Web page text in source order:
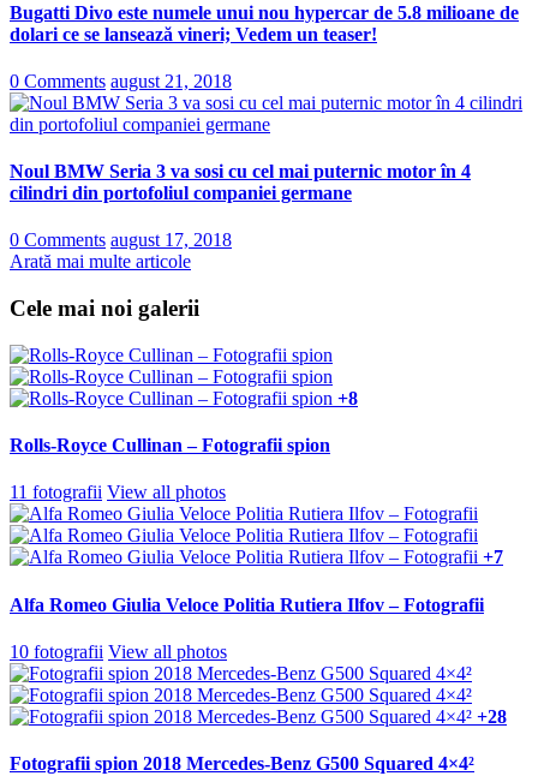
Bugatti Divo este numele unui nou hypercar de 5.8 milioane de
dolari ce se lansează vineri; Vedem un teaser!
0 Comments august 21, 2018
Noul BMW Seria 3 va sosi cu cel mai puternic motor în 4
cilindri din portofoliul companiei germane
0 Comments august 17, 2018
Arată mai multe articole
Cele mai noi galerii
+8
Rolls-Royce Cullinan – Fotografii spion
11 fotografii View all photos
+7
Alfa Romeo Giulia Veloce Politia Rutiera Ilfov – Fotografii
10 fotografii View all photos
+28
Fotografii spion 2018 Mercedes-Benz G500 Squared 4×4²